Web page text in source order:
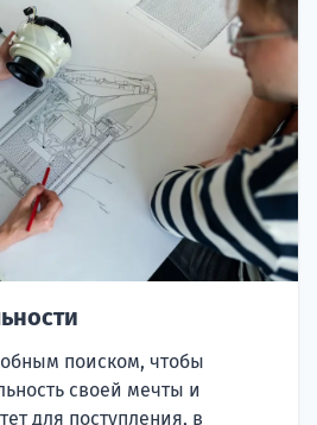
поиском, чтобы
своей мечты и
для поступления, в